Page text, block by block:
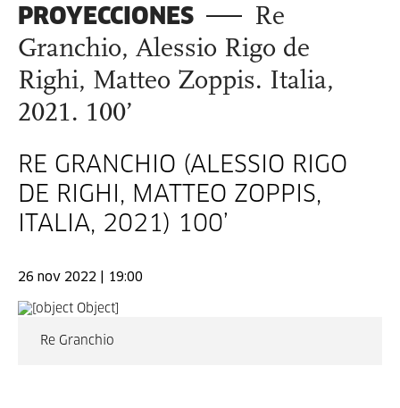
PROYECCIONES
Re
Granchio, Alessio Rigo de
Righi, Matteo Zoppis. Italia,
2021. 100’
RE GRANCHIO (ALESSIO RIGO
DE RIGHI, MATTEO ZOPPIS,
ITALIA, 2021) 100’
26 nov 2022 | 19:00
Re Granchio